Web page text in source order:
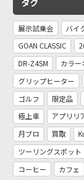
展示試乗会 バイ
GOAN CLASSIC
DR-Z4SM
カラー
グリップヒーター
ゴルフ
限定品
極上車
アプリリ
月ブロ
買取
ツーリングスポット
コーヒー
カフェ